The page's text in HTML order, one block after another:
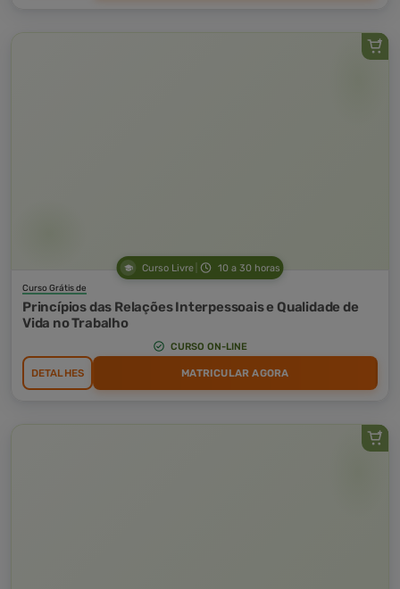
Curso Livre 10 a 30 horas
Curso Grátis de
Princípios das Relações Interpessoais e Qualidade de
Vida no Trabalho
CURSO ON-LINE
DETALHES MATRICULAR AGORA